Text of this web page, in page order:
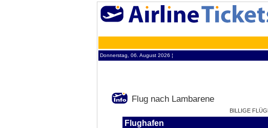
Donnerstag, 06. August 2026 ¦
Flug nach Lambarene
BILLIGE
Flughafen